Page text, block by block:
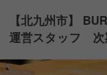
【北九州市】
運営スタッフ 次